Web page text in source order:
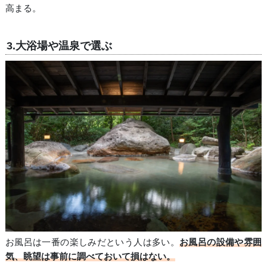
高まる。
3.大浴場や温泉で選ぶ
お風呂は一番の楽しみだという人は多い。お風呂の設備や雰囲
気、眺望は事前に調べておいて損はない。